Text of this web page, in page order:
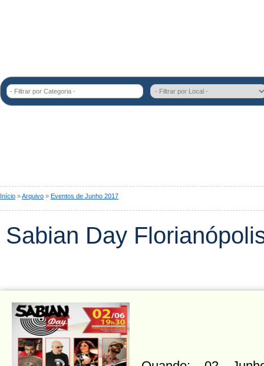
- Filtrar por Categoria -
Início »Arquivo » Eventos de Junho 2017
Sabian Day